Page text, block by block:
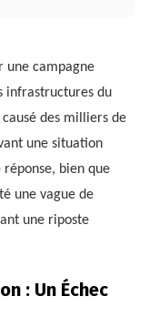
une campagne
infrastructures du
des milliers de
une situation
bien que
une vague de
une riposte
: Un Échec